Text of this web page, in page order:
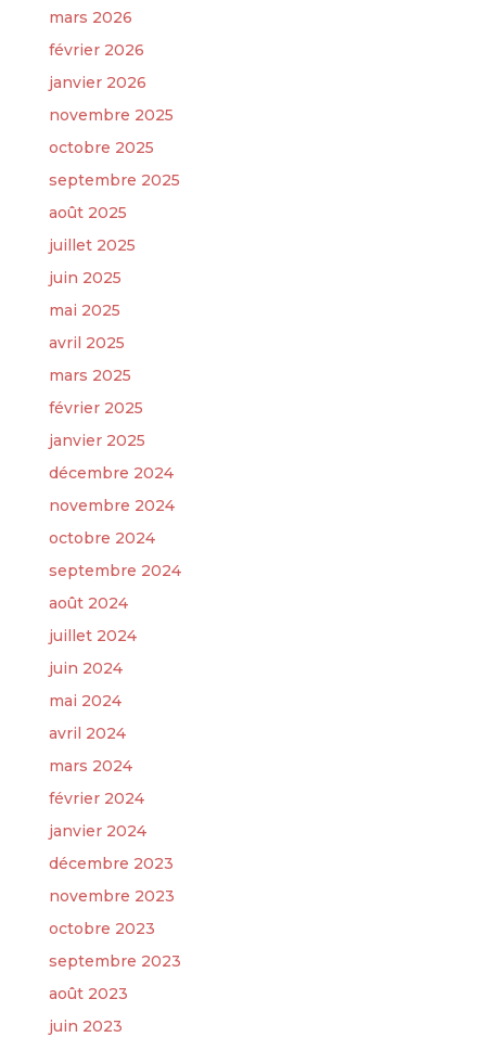
mars 2026
février 2026
janvier 2026
novembre 2025
octobre 2025
septembre 2025
août 2025
juillet 2025
juin 2025
mai 2025
avril 2025
mars 2025
février 2025
janvier 2025
décembre 2024
novembre 2024
octobre 2024
septembre 2024
août 2024
juillet 2024
juin 2024
mai 2024
avril 2024
mars 2024
février 2024
janvier 2024
décembre 2023
novembre 2023
octobre 2023
septembre 2023
août 2023
juin 2023